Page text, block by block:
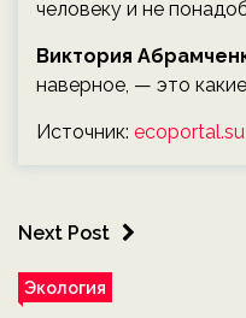
человеку и не
Виктория
наверное, — это
Источник: ecoportal.su
Next Post
Экология